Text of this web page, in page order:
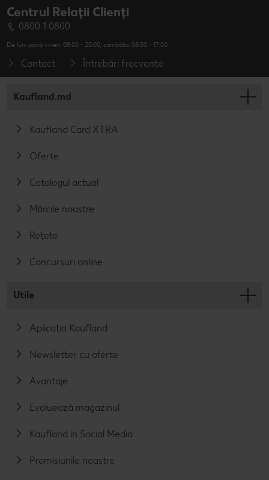
Centrul Relații Clienți
0800 1 0800
De luni până vineri: 08:00 - 20:00; sâmbăta: 08:00 - 17:00
Contact Întrebări frecvente
Kaufland.md
Kaufland Card XTRA
Oferte
Catalogul actual
Mărcile noastre
Rețete
Concursuri online
Utile
Aplicația Kaufland
Newsletter cu oferte
Avantaje
Evaluează magazinul
Kaufland în Social Media
Promisiunile noastre